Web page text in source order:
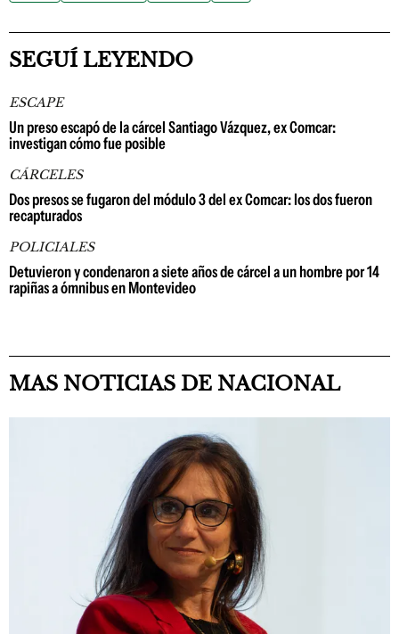
SEGUÍ LEYENDO
ESCAPE
Un preso escapó de la cárcel Santiago Vázquez, ex Comcar:
investigan cómo fue posible
CÁRCELES
Dos presos se fugaron del módulo 3 del ex Comcar: los dos fueron
recapturados
POLICIALES
Detuvieron y condenaron a siete años de cárcel a un hombre por 14
rapiñas a ómnibus en Montevideo
MAS NOTICIAS DE NACIONAL